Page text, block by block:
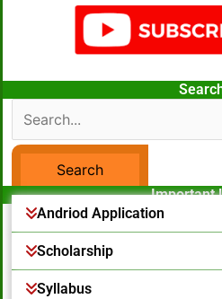
Search
For:
Facebook
Important
Andriod Application
Scholarship
Syllabus